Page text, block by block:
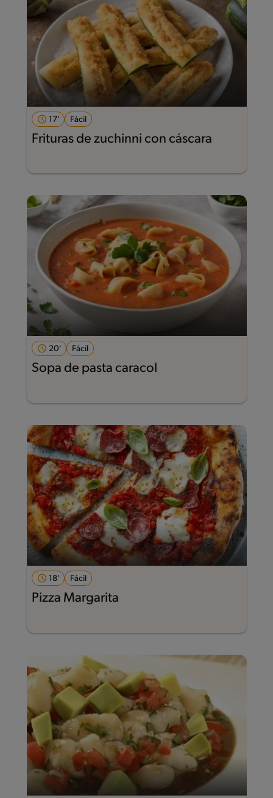
17' Fácil
Frituras de zuchinni con cáscara
20' Fácil
Sopa de pasta caracol
18' Fácil
Pizza Margarita